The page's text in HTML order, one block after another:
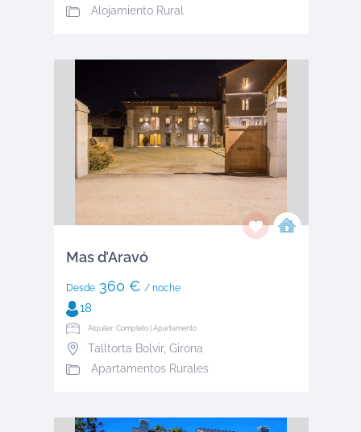
Alojamiento Rural
Mas d’Aravó
Desde360 € / noche
18
Alquiler: Completo | Apartamento
Talltorta Bolvir, Girona
Apartamentos Rurales